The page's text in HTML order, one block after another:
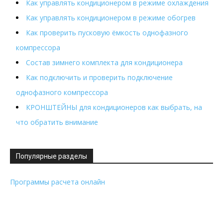
Как управлять кондиционером в режиме охлаждения
Как управлять кондиционером в режиме обогрев
Как проверить пусковую ёмкость однофазного
компрессора
Состав зимнего комплекта для кондиционера
Как подключить и проверить подключение
однофазного компрессора
КРОНШТЕЙНЫ для кондиционеров как выбрать, на
что обратить внимание
Популярные разделы
Программы расчета онлайн